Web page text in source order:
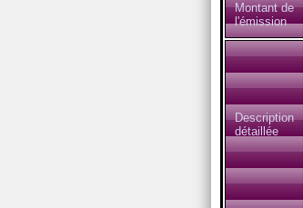
Montant de
l'émission
Description
détaillée